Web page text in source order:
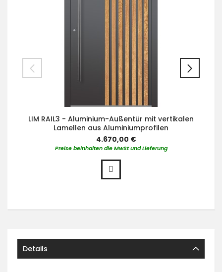
LIM RAIL3 - Aluminium-Außentür mit vertikalen
Lamellen aus Aluminiumprofilen
4.670,00 €
Preise beinhalten die MwSt und Lieferung
Details